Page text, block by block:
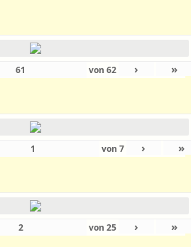
von62 › »
von 7 › »
von25 › »